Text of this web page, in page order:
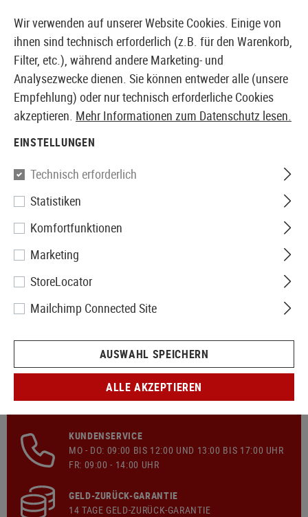
EUROPÄISCHER AIRSOFT SHOP & GROßHÄNDLER
Keine Produkte gefunden.
SCHNELLER VERSAND
KOSTENLOSERVERSANDAB € 149,90 WARENKORB
KUNDENSERVICE
MO - DO: 09:00 BIS 12:00 UND 13:00 BIS 17:00 UHR
FR: 09:00 - 14:00 UHR
GELD-ZURÜCK-GARANTIE
14 TAGE GELD-ZURÜCK-GARANTIE
Wir verwenden auf unserer Website Cookies. Einige von
ihnen sind technisch erforderlich (z.B. für den Warenkorb,
Filter, etc.), während andere Marketing- und
Analysezwecke dienen. Sie können entweder alle (unsere
Empfehlung) oder nur technisch erforderliche Cookies
akzeptieren. Mehr Informationen zum Datenschutz lesen.
EINSTELLUNGEN
Technisch erforderlich
Statistiken
Komfortfunktionen
Marketing
StoreLocator
Mailchimp Connected Site
AUSWAHL SPEICHERN
ALLE AKZEPTIEREN